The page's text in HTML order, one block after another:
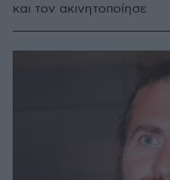
και τον ακινητοποίησε